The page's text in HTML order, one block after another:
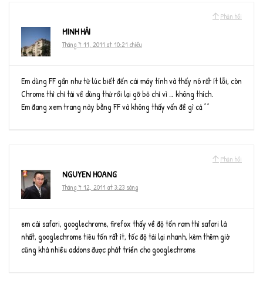
Phản hồi
MINH HẢI
Tháng 7 11, 2011 at 10:21 chiều
Em dùng FF gần như từ lúc biết đến cái máy tính và thấy nó rất ít lỗi, còn
Chrome thì chỉ tải về dùng thử rồi lại gỡ bỏ chỉ vì … không thích.
Em đang xem trang này bằng FF và không thấy vấn đề gì cả ^^
Phản hồi
NGUYEN HOANG
Tháng 7 12, 2011 at 3:23 sáng
em cài safari, googlechrome, firefox thấy về độ tốn ram thì safari là
nhất, googlechrome tiêu tốn rất ít, tốc độ tải lại nhanh, kèm thêm giờ
cũng khá nhiều addons được phát triển cho googlechrome